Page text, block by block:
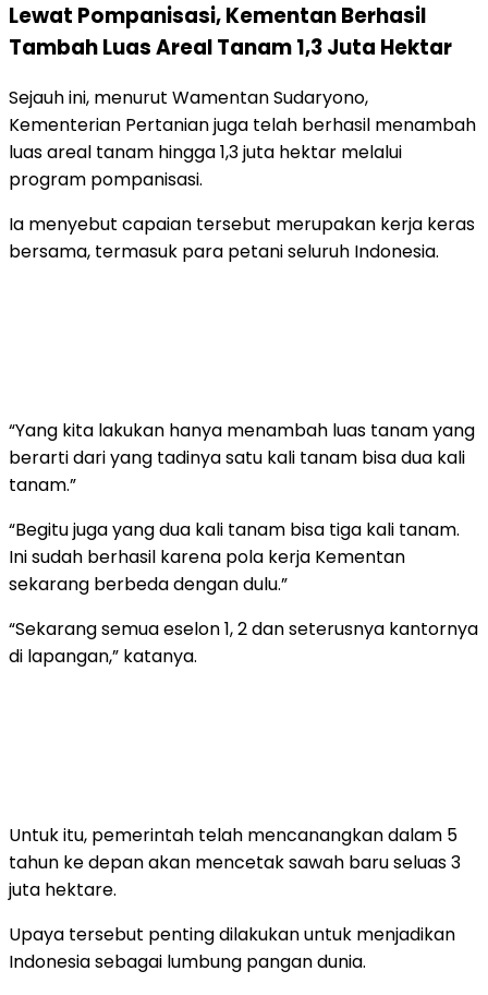
Lewat Pompanisasi, Kementan Berhasil
Tambah Luas Areal Tanam 1,3 Juta Hektar
Sejauh ini, menurut Wamentan Sudaryono,
Kementerian Pertanian juga telah berhasil menambah
luas areal tanam hingga 1,3 juta hektar melalui
program pompanisasi.
Ia menyebut capaian tersebut merupakan kerja keras
bersama, termasuk para petani seluruh Indonesia.
“Yang kita lakukan hanya menambah luas tanam yang
berarti dari yang tadinya satu kali tanam bisa dua kali
tanam.”
“Begitu juga yang dua kali tanam bisa tiga kali tanam.
Ini sudah berhasil karena pola kerja Kementan
sekarang berbeda dengan dulu.”
“Sekarang semua eselon 1, 2 dan seterusnya kantornya
di lapangan,” katanya.
Untuk itu, pemerintah telah mencanangkan dalam 5
tahun ke depan akan mencetak sawah baru seluas 3
juta hektare.
Upaya tersebut penting dilakukan untuk menjadikan
Indonesia sebagai lumbung pangan dunia.